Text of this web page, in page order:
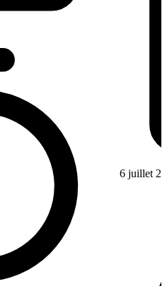
6 juillet